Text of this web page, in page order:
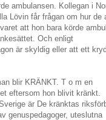
ambulansen. Kollegan i
Lövin får frågan om hur de
att hon bara körde
Och enligt
är skyldig eller att ett
blir KRÄNKT. T o m en
eftersom hon blivit kränkt.
är De kränktas
genuspedagoger, uteslutna